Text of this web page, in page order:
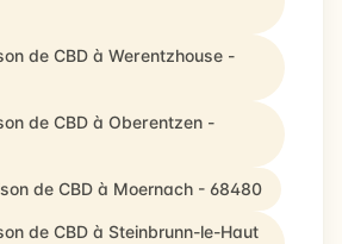
de CBD à Werentzhouse -
de CBD à Oberentzen -
de CBD à Moernach - 68480
de CBD à Steinbrunn-le-Haut